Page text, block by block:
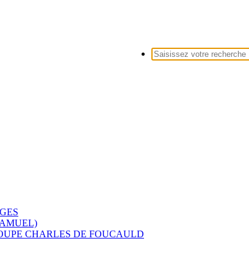
CHARLES DE FOUCAULD
Recherche
pour :